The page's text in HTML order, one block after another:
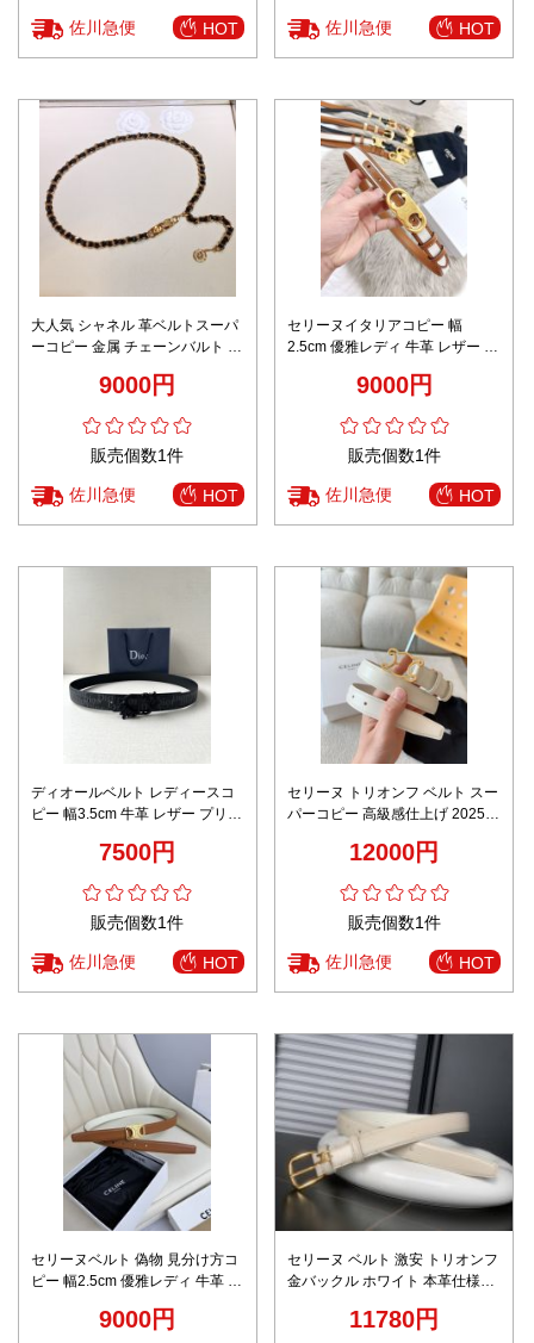
佐川急便 HOT 佐川急便 HOT
大人気 シャネル 革ベルトスーパ
ーコピー 金属 チェーンバルト フ
9000円
販売個数1件
佐川急便 HOT
セリーヌイタリアコピー 幅
2.5cm 優雅レディ 牛革 レザー ビ
9000円
販売個数1件
佐川急便 HOT
ディオールベルト レディースコ
ピー 幅3.5cm 牛革 レザー プリン
7500円
販売個数1件
佐川急便 HOT
セリーヌ トリオンフ ベルト スー
パーコピー 高級感仕上げ 2025新
12000円
販売個数1件
佐川急便 HOT
セリーヌベルト 偽物 見分け方コ
ピー 幅2.5cm 優雅レディ 牛革 レ
9000円
セリーヌ ベルト 激安 トリオンフ
金バックル ホワイト 本革仕様
リピーター多数11780円